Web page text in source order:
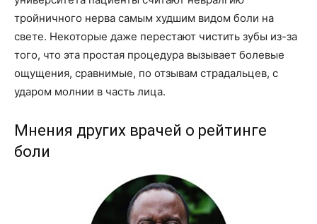
тройничного нерва самым худшим видом боли на
свете. Некоторые даже перестают чистить зубы из-за
того, что эта простая процедура вызывает болевые
ощущения, сравнимые, по отзывам страдальцев, с
ударом молнии в часть лица.
Мнения других врачей о рейтинге
боли